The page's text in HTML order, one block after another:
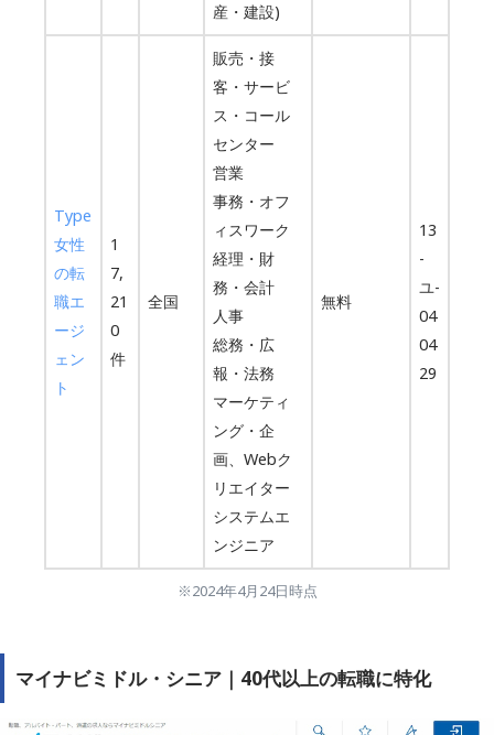
産・建設)
Type
女性
の転
職エ
ージ
ェン
ト
1
7,
21
0
件
全国
販売・接
客・サービ
ス・コール
センター
営業
事務・オフ
ィスワーク
経理・財
務・会計
人事
総務・広
報・法務
マーケティ
ング・企
画、Webク
リエイター
システムエ
ンジニア
無料
13
-
ユ-
04
04
29
※2024年4月24日時点
マイナビミドル・シニア｜40代以上の転職に特化